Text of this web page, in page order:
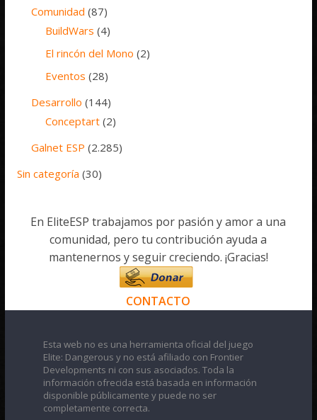
Comunidad (87)
BuildWars (4)
El rincón del Mono (2)
Eventos (28)
Desarrollo (144)
Conceptart (2)
Galnet ESP (2.285)
Sin categoría (30)
En EliteESP trabajamos por pasión y amor a una
comunidad, pero tu contribución ayuda a
mantenernos y seguir creciendo. ¡Gracias!
CONTACTO
Esta web no es una herramienta oficial del juego
Elite: Dangerous y no está afiliado con Frontier
Developments ni con sus asociados. Toda la
información ofrecida está basada en información
disponible públicamente y puede no ser
completamente correcta.